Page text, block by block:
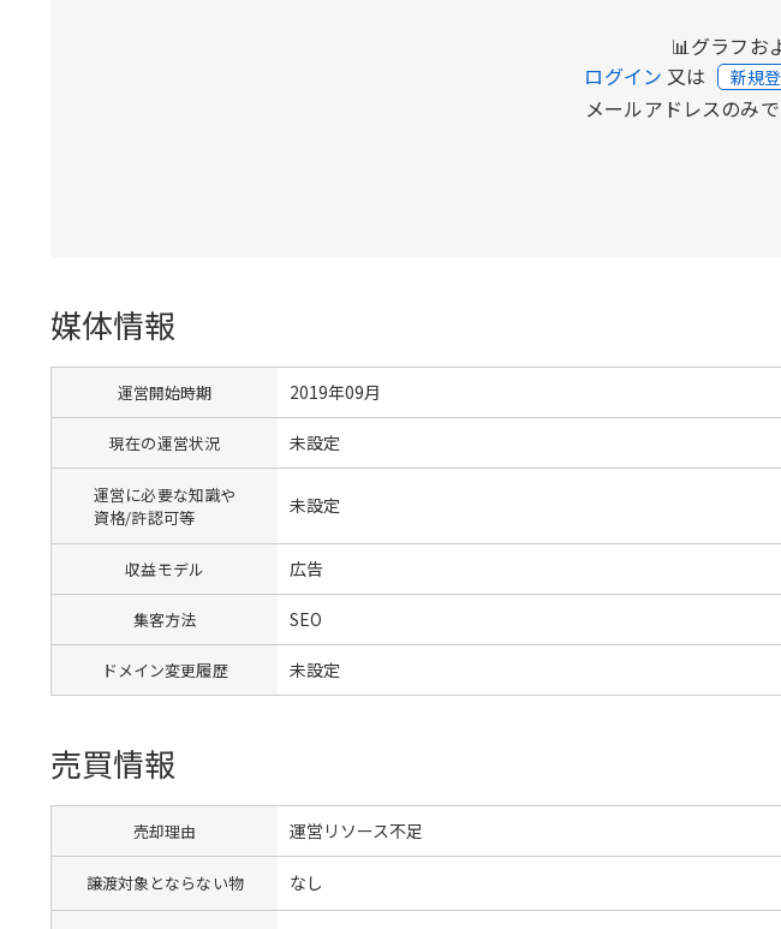
📊グラフお
ログイン 又は 新規
メールアドレスのみ
媒体情報
運営開始時期 2019年09月
現在の運営状況 未設定
運営に必要な知識や
資格/許認可等
未設定
収益モデル 広告
集客方法 SEO
ドメイン変更履歴 未設定
売買情報
売却理由 運営リソース不足
譲渡対象とならない物 なし